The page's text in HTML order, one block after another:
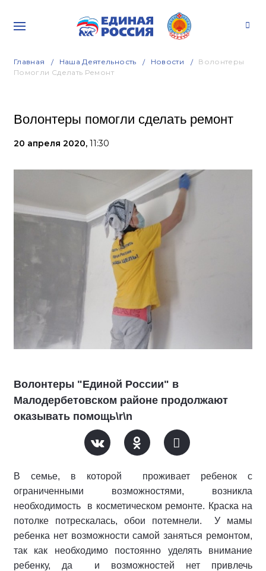
Главная Наша Деятельность Новости
Волонтеры
Помогли Сделать Ремонт
Волонтеры помогли сделать ремонт
20 апреля 2020, 11:30
Волонтеры "Единой России" в
Малодербетовском районе продолжают
оказывать помощь\r\n
В семье, в которой проживает ребенок с
ограниченными возможностями, возникла
необходимость в косметическом ремонте. Краска на
потолке потрескалась, обои потемнели. У мамы
ребенка нет возможности самой заняться ремонтом,
так как необходимо постоянно уделять внимание
ребенку, да и возможностей нет привлечь